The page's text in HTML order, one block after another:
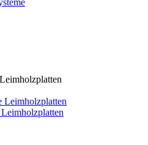
Leimholzplatten